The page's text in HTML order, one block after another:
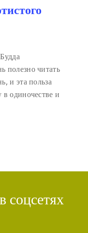
полезно читать
и эта польза
в одиночестве и
соцсетях